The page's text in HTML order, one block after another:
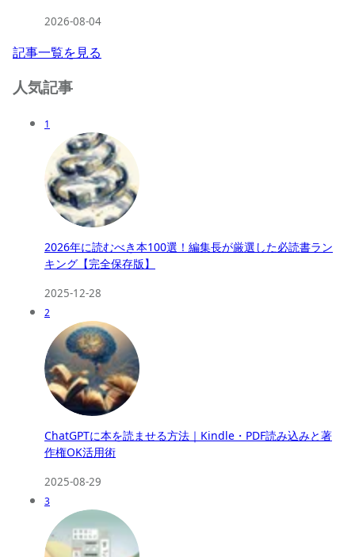
2026-08-04
記事一覧を見る
人気記事
1
2026年に読むべき本100選！編集長が厳選した必読書ラン
キング【完全保存版】
2025-12-28
2
ChatGPTに本を読ませる方法｜Kindle・PDF読み込みと著
作権OK活用術
2025-08-29
3